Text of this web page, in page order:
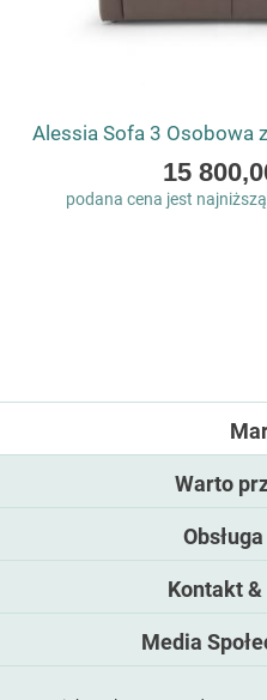
Alessia Sofa 3 Osobowa
As
low
15
podana cena jest
Warto
Kontakt
Media